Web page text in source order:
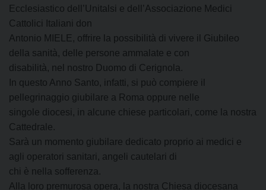
Ecclesiastico dell’Unitalsi e dell’Associazione Medici
Cattolici Italiani don
Antonio MIELE, offrire la possibilità di vivere il Giubileo
della sanità, delle persone ammalate e con
disabilità, nel nostro Duomo di Cerignola.
In questo Anno Santo, infatti, si può compiere il
pellegrinaggio giubilare a Roma oppure nelle
singole diocesi, in alcune chiese particolari, come la nostra
Cattedrale.
Sarà un momento giubilare dedicato proprio ai medici e
agli operatori sanitari, angeli cautelari di
chi è nella sofferenza.
Alla loro premurosa opera, la nostra Chiesa diocesana